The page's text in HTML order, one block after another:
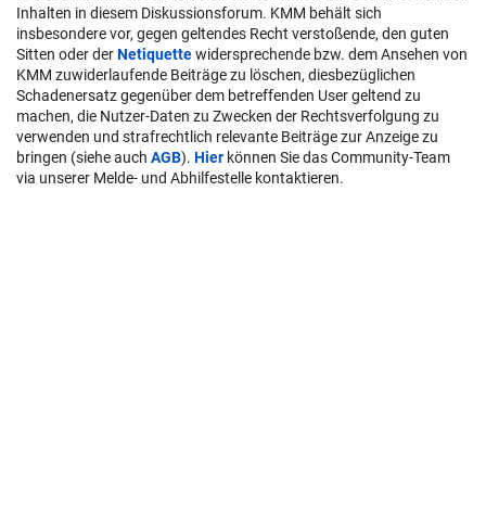
Inhalten in diesem Diskussionsforum. KMM behält sich
insbesondere vor, gegen geltendes Recht verstoßende, den guten
Sitten oder derNetiquettewidersprechende bzw. dem Ansehen von
KMM zuwiderlaufende Beiträge zu löschen, diesbezüglichen
Schadenersatz gegenüber dem betreffenden User geltend zu
machen, die Nutzer-Daten zu Zwecken der Rechtsverfolgung zu
verwenden und strafrechtlich relevante Beiträge zur Anzeige zu
bringen (siehe auch AGB). Hier können Sie das Community-Team
via unserer Melde- und Abhilfestelle kontaktieren.